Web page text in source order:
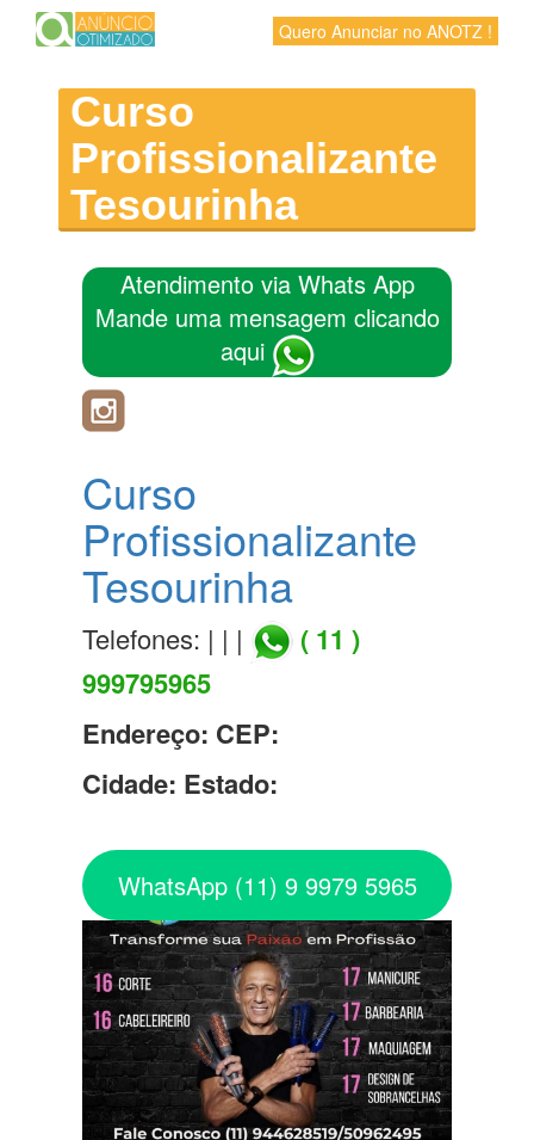
Quero Anunciar no ANOTZ !
Curso
Profissionalizante
Tesourinha
Atendimento via Whats App
Mande uma mensagem clicando
aqui
Curso
Profissionalizante
Tesourinha
Telefones: | | |
( 11 )
999795965
Endereço: CEP:
Cidade: Estado:
WhatsApp (11) 9 9979 5965